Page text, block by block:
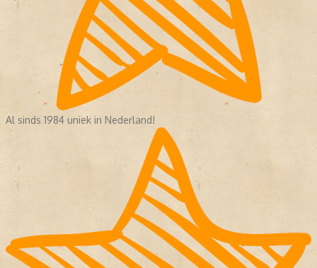
Al sinds 1984 uniek in Nederland!